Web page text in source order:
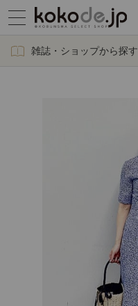
雑誌・ショップから探す